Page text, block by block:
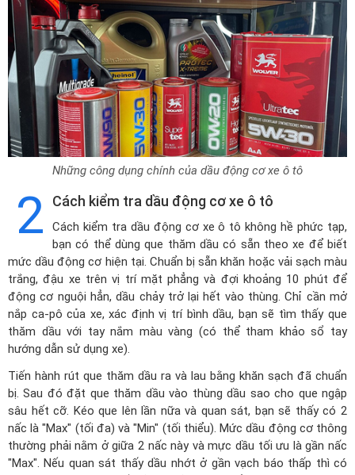
Những công dụng chính của dầu động cơ xe ô tô
2 Cách kiểm tra dầu động cơ xe ô tô
Cách kiểm tra dầu động cơ xe ô tô không hề phức tạp,
bạn có thể dùng que thăm dầu có sẵn theo xe để biết
mức dầu động cơ hiện tại. Chuẩn bị sẵn khăn hoặc vải sạch màu
trắng, đậu xe trên vị trí mặt phẳng và đợi khoảng 10 phút để
động cơ nguội hẳn, dầu chảy trở lại hết vào thùng. Chỉ cần mở
nắp ca-pô của xe, xác định vị trí bình dầu, bạn sẽ tìm thấy que
thăm dầu với tay nắm màu vàng (có thể tham khảo sổ tay
hướng dẫn sử dụng xe).
Tiến hành rút que thăm dầu ra và lau bằng khăn sạch đã chuẩn
bị. Sau đó đặt que thăm dầu vào thùng dầu sao cho que ngập
sâu hết cỡ. Kéo que lên lần nữa và quan sát, bạn sẽ thấy có 2
nấc là "Max" (tối đa) và "Min" (tối thiểu). Mức dầu động cơ thông
thường phải nằm ở giữa 2 nấc này và mực dầu tối ưu là gần nấc
"Max". Nếu quan sát thấy dầu nhớt ở gần vạch báo thấp thì có